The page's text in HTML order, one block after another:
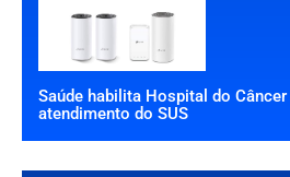
Saúde habilita Hospital do
atendimento do SUS